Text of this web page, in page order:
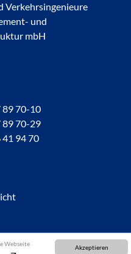
Akzeptieren
Webseite
Verkehrsingenieure
und
mbH
89 70-10
89 70-29
41 94 70